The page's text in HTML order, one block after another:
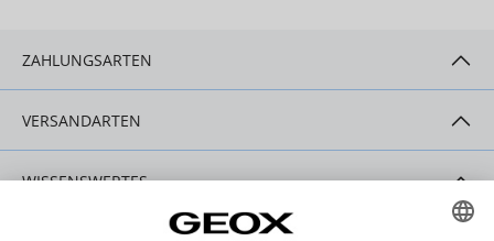
ZAHLUNGSARTEN
VERSANDARTEN
WISSENSWERTES